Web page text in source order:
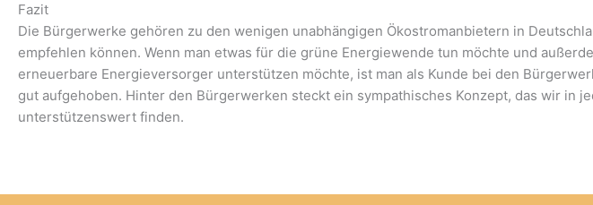
Fazit
Die Bürgerwerke gehören zu den wenigen unabhängigen Ökostromanbietern in
empfehlen können. Wenn man etwas für die grüne Energiewende tun möchte und
erneuerbare Energieversorger unterstützen möchte, ist man als Kunde bei den
gut aufgehoben. Hinter den Bürgerwerken steckt ein sympathisches Konzept, das wir in
unterstützenswert finden.